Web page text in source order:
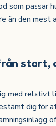
som passar
än den mest
start,
med relativt
dig för